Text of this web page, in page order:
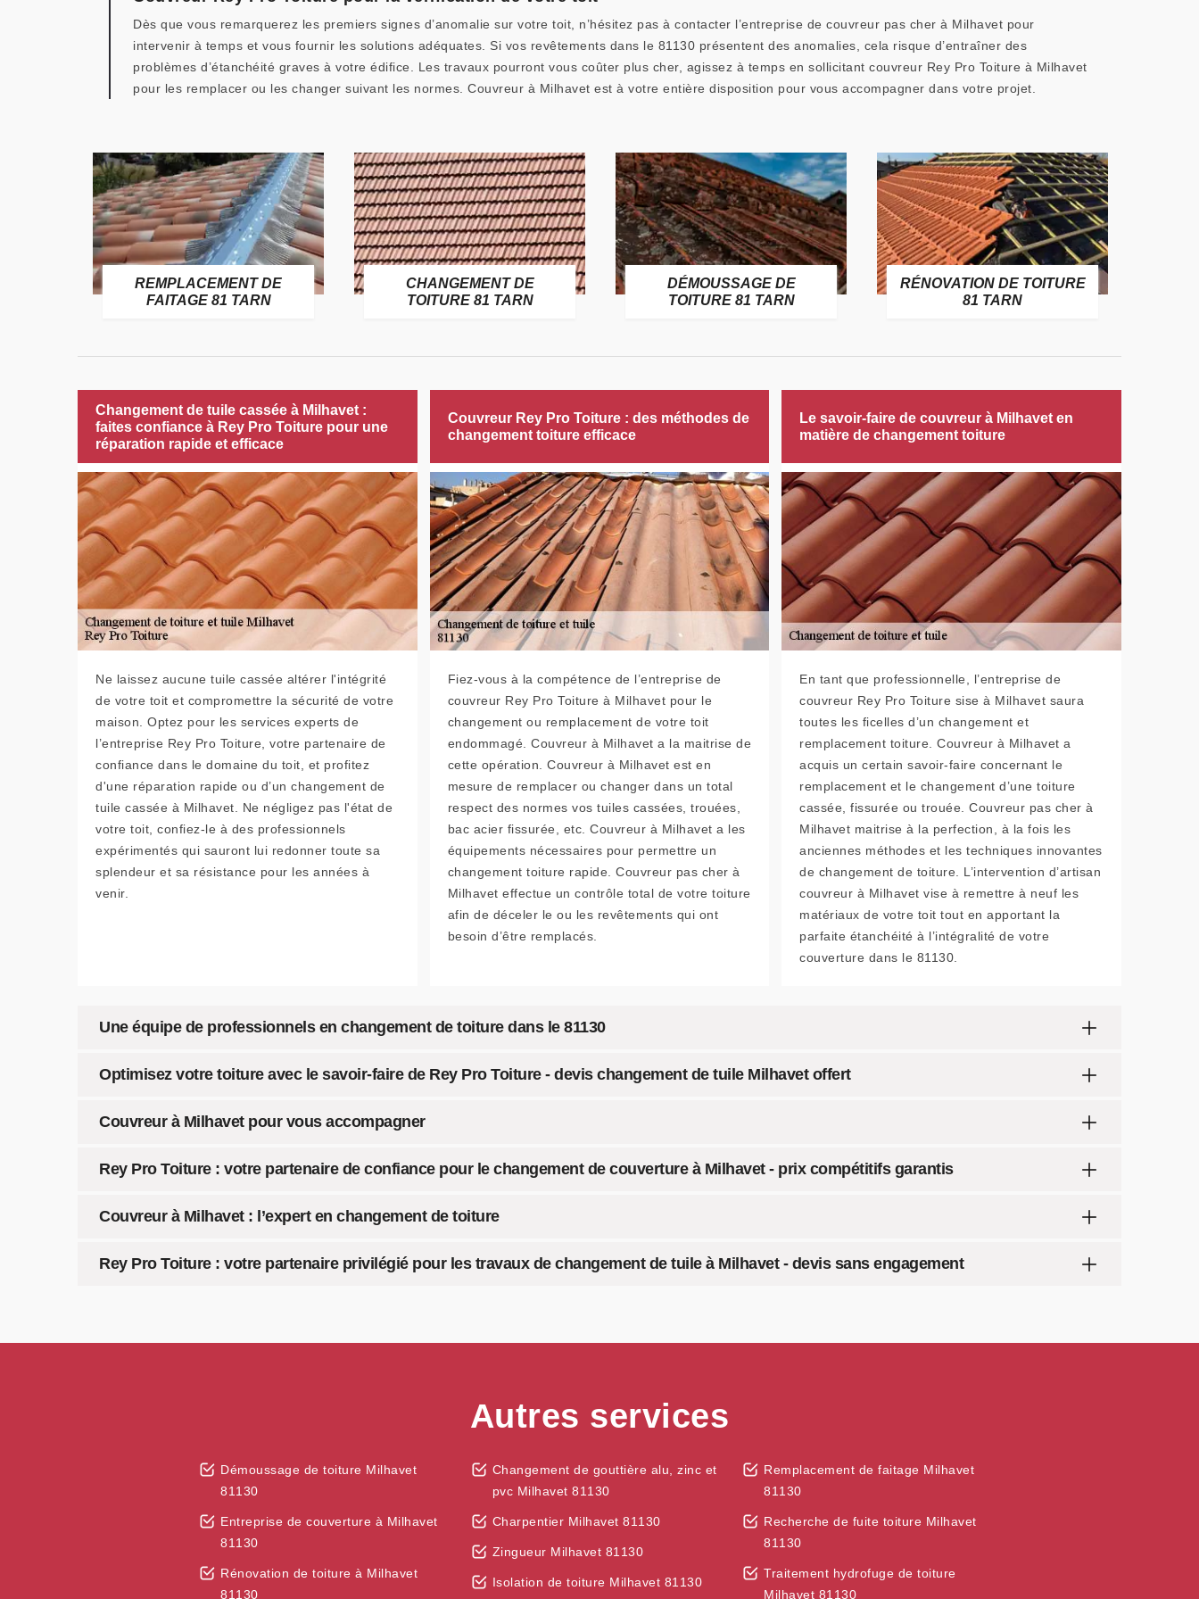
Dès que vous remarquerez les premiers signes d’anomalie sur votre toit, n’hésitez pas à contacter l’entreprise de couvreur pas cher à Milhavet pour
intervenir à temps et vous fournir les solutions adéquates. Si vos revêtements dans le 81130 présentent des anomalies, cela risque d’entraîner des
problèmes d’étanchéité graves à votre édifice. Les travaux pourront vous coûter plus cher, agissez à temps en sollicitant couvreur Rey Pro Toiture à Milhavet
pour les remplacer ou les changer suivant les normes. Couvreur à Milhavet est à votre entière disposition pour vous accompagner dans votre projet.
REMPLACEMENT DE
FAITAGE 81 TARN
CHANGEMENT DE
TOITURE 81 TARN
DÉMOUSSAGE DE
TOITURE 81 TARN
RÉNOVATION DE TOITURE
81 TARN
Changement de tuile cassée à Milhavet :
faites confiance à Rey Pro Toiture pour une
réparation rapide et efficace
Ne laissez aucune tuile cassée altérer l'intégrité
de votre toit et compromettre la sécurité de votre
maison. Optez pour les services experts de
l’entreprise Rey Pro Toiture, votre partenaire de
confiance dans le domaine du toit, et profitez
d'une réparation rapide ou d’un changement de
tuile cassée à Milhavet. Ne négligez pas l'état de
votre toit, confiez-le à des professionnels
expérimentés qui sauront lui redonner toute sa
splendeur et sa résistance pour les années à
venir.
Couvreur Rey Pro Toiture : des méthodes de
changement toiture efficace
Fiez-vous à la compétence de l’entreprise de
couvreur Rey Pro Toiture à Milhavet pour le
changement ou remplacement de votre toit
endommagé. Couvreur à Milhavet a la maitrise de
cette opération. Couvreur à Milhavet est en
mesure de remplacer ou changer dans un total
respect des normes vos tuiles cassées, trouées,
bac acier fissurée, etc. Couvreur à Milhavet a les
équipements nécessaires pour permettre un
changement toiture rapide. Couvreur pas cher à
Milhavet effectue un contrôle total de votre toiture
afin de déceler le ou les revêtements qui ont
besoin d’être remplacés.
Le savoir-faire de couvreur à Milhavet en
matière de changement toiture
En tant que professionnelle, l’entreprise de
couvreur Rey Pro Toiture sise à Milhavet saura
toutes les ficelles d’un changement et
remplacement toiture. Couvreur à Milhavet a
acquis un certain savoir-faire concernant le
remplacement et le changement d’une toiture
cassée, fissurée ou trouée. Couvreur pas cher à
Milhavet maitrise à la perfection, à la fois les
anciennes méthodes et les techniques innovantes
de changement de toiture. L’intervention d’artisan
couvreur à Milhavet vise à remettre à neuf les
matériaux de votre toit tout en apportant la
parfaite étanchéité à l’intégralité de votre
couverture dans le 81130.
Une équipe de professionnels en changement de toiture dans le 81130
Optimisez votre toiture avec le savoir-faire de Rey Pro Toiture - devis changement de tuile Milhavet offert
Couvreur à Milhavet pour vous accompagner
Rey Pro Toiture : votre partenaire de confiance pour le changement de couverture à Milhavet - prix compétitifs garantis
Couvreur à Milhavet : l’expert en changement de toiture
Rey Pro Toiture : votre partenaire privilégié pour les travaux de changement de tuile à Milhavet - devis sans engagement
Autres services
Démoussage de toiture Milhavet
81130
Entreprise de couverture à Milhavet
81130
Rénovation de toiture à Milhavet
81130
Changement de gouttière alu, zinc et
pvc Milhavet 81130
Charpentier Milhavet 81130
Zingueur Milhavet 81130
Isolation de toiture Milhavet 81130
Remplacement de faitage Milhavet
81130
Recherche de fuite toiture Milhavet
81130
Traitement hydrofuge de toiture
Milhavet 81130